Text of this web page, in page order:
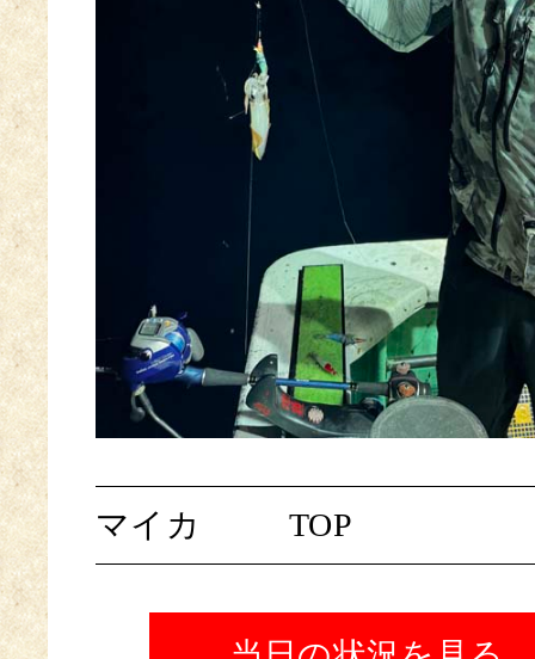
マイカ TOP